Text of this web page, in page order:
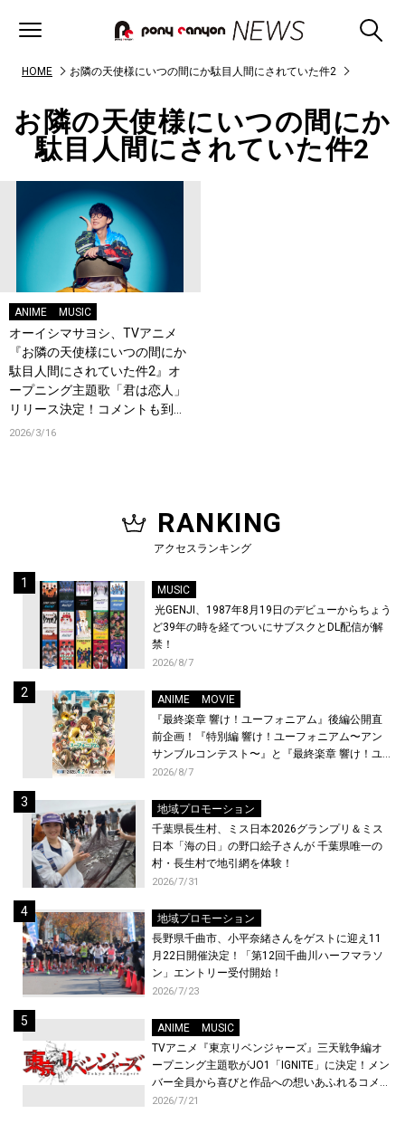
HOME お隣の天使様にいつの間にか駄目人間にされていた件2
お隣の天使様にいつの間にか
駄目人間にされていた件2
ANIME MUSIC
オーイシマサヨシ、TVアニメ
『お隣の天使様にいつの間にか
駄目人間にされていた件2』オ
ープニング主題歌「君は恋人」
リリース決定！コメントも到
着！
2026/3/16
RANKING
アクセスランキング
MUSIC
光GENJI、1987年8月19日のデビューからちょう
ど39年の時を経てついにサブスクとDL配信が解
禁！
2026/8/7
ANIME
MOVIE
『最終楽章 響け！ユーフォニアム』後編公開直
前企画！『特別編 響け！ユーフォニアム〜アン
サンブルコンテスト〜』と『最終楽章 響け！ユ
ーフォニアム』前編の一挙上映が決定！
2026/8/7
地域プロモーション
千葉県長生村、ミス日本2026グランプリ＆ミス
日本「海の日」の野口絵子さんが 千葉県唯一の
村・長生村で地引網を体験！
2026/7/31
地域プロモーション
長野県千曲市、小平奈緒さんをゲストに迎え11
月22日開催決定！「第12回千曲川ハーフマラソ
ン」エントリー受付開始！
2026/7/23
ANIME
MUSIC
TVアニメ『東京リベンジャーズ』三天戦争編オ
ープニング主題歌がJO1「IGNITE」に決定！メン
バー全員から喜びと作品への想いあふれるコメン
トが到着！9月に東京・大阪で先行上映会を開
2026/7/21